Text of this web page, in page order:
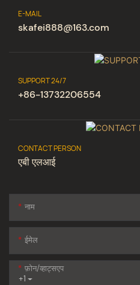
E-MAIL
skafei888@163.com
SUPPORT 24/7
+86-13732206554
CONTACT PERSON
एबी एलआई
नाम
ईमेल
+1
फ़ोन/व्हाट्सएप